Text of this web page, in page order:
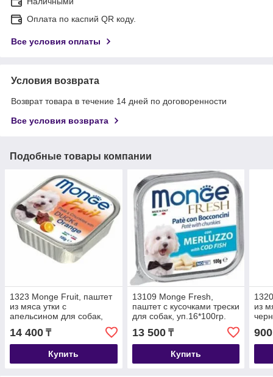
Оплата по каспий QR коду.
Все условия оплаты
Условия возврата
Возврат товара в течение 14 дней по договоренности
Все условия возврата
Подобные товары компании
1323 Monge Fruit, паштет
из мяса утки с
апельсином для собак,
уп.16*100гр.
14 400 ₸
Купить
13109 Monge Fresh,
паштет с кусочками трески
для собак, уп.16*100гр.
13 500₸
Купить
из
900